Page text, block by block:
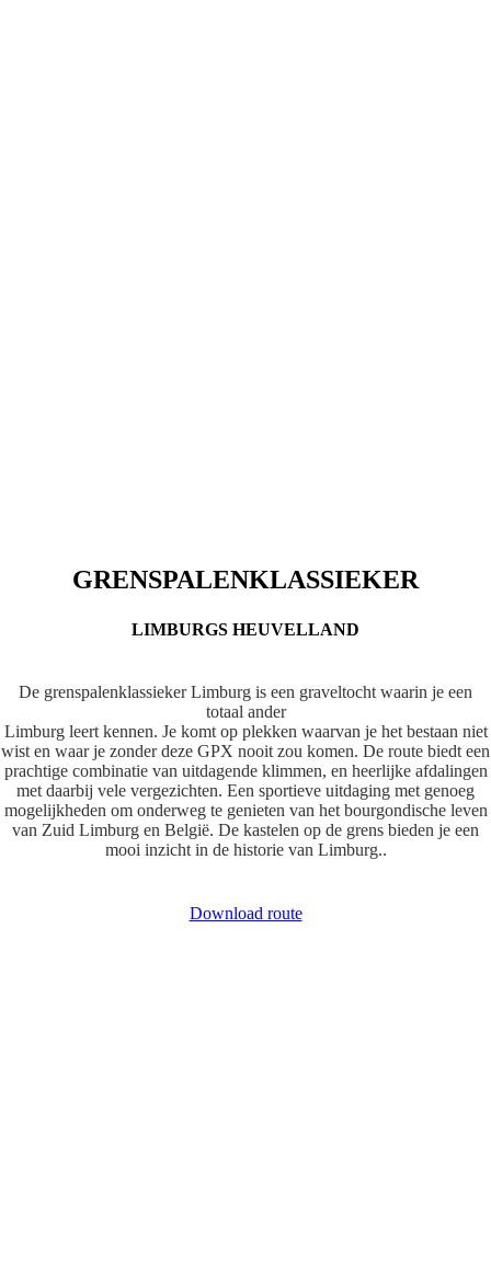
GRENSPALENKLASSIEKER
LIMBURGS HEUVELLAND
De grenspalenklassieker Limburg is een graveltocht waarin je een
totaal ander
Limburg leert kennen. Je komt op plekken waarvan je het bestaan niet
wist en waar je zonder deze GPX nooit zou komen. De route biedt een
prachtige combinatie van uitdagende klimmen, en heerlijke afdalingen
met daarbij vele vergezichten. Een sportieve uitdaging met genoeg
mogelijkheden om onderweg te genieten van het bourgondische leven
van Zuid Limburg en België. De kastelen op de grens bieden je een
mooi inzicht in de historie van Limburg..
Download route